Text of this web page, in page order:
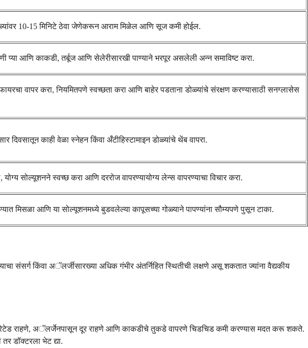
10-15 मिनिटे ठेवा जेणेकरून आराम मिळेल आणि सूज कमी होईल.
प्या आणि काकडी, तर्बूज आणि सेलेरीसारखी पाण्याने भरपूर असलेली अन्न समाविष्ट करा.
वापर करा, नियमितपणे स्वच्छता करा आणि बाहेर पडताना डोळ्यांचे संरक्षण करण्यासाठी सनग्लासेस
दिवसातून काही वेळा स्नेहन किंवा अँटीहिस्टामाइन डोळ्यांचे थेंब वापरा.
योग्य सोल्यूशनने स्वच्छ करा आणि दररोज वापरण्यायोग्य लेन्स वापरण्याचा विचार करा.
मिसळा आणि या सोल्यूशनमध्ये बुडवलेल्या कापूसच्या गोळ्याने पापण्यांना सौम्यपणे पुसून टाका.
संसर्ग किंवा अॅलर्जीसारख्या अधिक गंभीर अंतर्निहित स्थितीची लक्षणे असू शकतात ज्यांना वैद्यकीय
राहणे, अॅलर्जेनपासून दूर राहणे आणि काकडीचे तुकडे वापरणे चिडचिड कमी करण्यास मदत करू शकते.
डॉक्टरला भेट द्या.